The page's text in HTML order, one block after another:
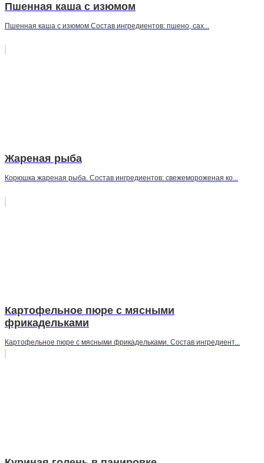
Пшенная каша с изюмом
Пшенная каша с изюмом Состав ингредиентов: пшено, сах...
Жареная рыба
Корюшка жареная рыба. Состав ингредиентов: свежемороженая ко...
Картофельное пюре с мясными
фрикадельками
Картофельное пюре с мясными фрикадельками. Состав ингредиент...